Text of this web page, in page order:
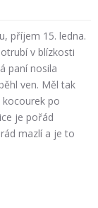
příjem 15. ledna.
v blízkosti
paní nosila
ven. Měl tak
kocourek po
je pořád
mazlí a je to